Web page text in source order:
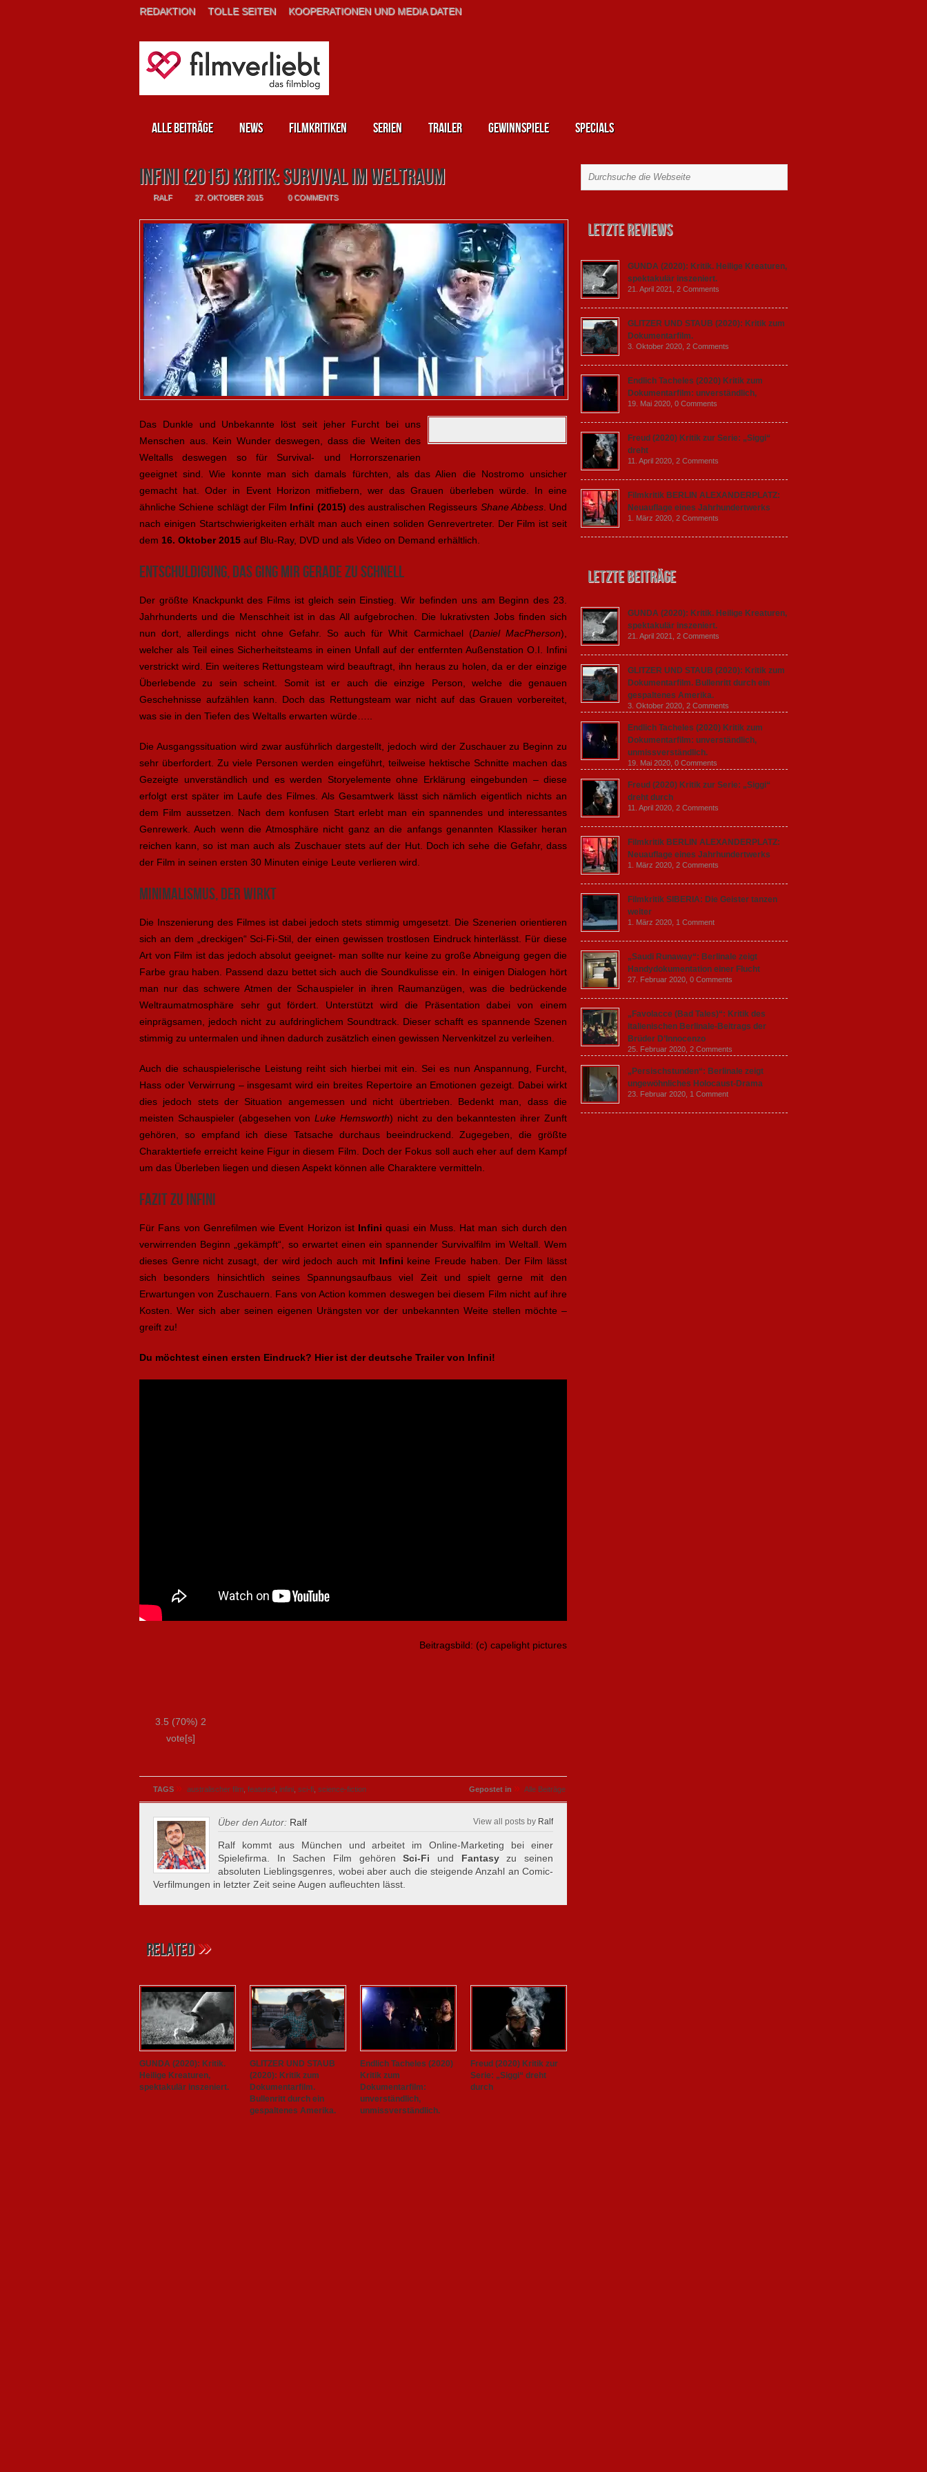
REDAKTION TOLLE SEITEN KOOPERATIONEN UND MEDIA DATEN
Alle Beiträge News Filmkritiken Serien Trailer Gewinnspiele Specials
Infini (2015) Kritik: Survival im Weltraum
RALF 27. OKTOBER 2015 0 COMMENTS
Das Dunkle und Unbekannte löst seit jeher Furcht bei uns
Menschen aus. Kein Wunder deswegen, dass die Weiten des
Weltalls deswegen so für Survival- und Horrorszenarien
geeignet sind. Wie konnte man sich damals fürchten, als das Alien die Nostromo unsicher
gemacht hat. Oder in Event Horizon mitfiebern, wer das Grauen überleben würde. In eine
ähnliche Schiene schlägt der Film Infini (2015) des australischen Regisseurs Shane Abbess. Und
nach einigen Startschwierigkeiten erhält man auch einen soliden Genrevertreter. Der Film ist seit
dem 16. Oktober 2015 auf Blu-Ray, DVD und als Video on Demand erhältlich.
Entschuldigung, das ging mir gerade zu schnell
Der größte Knackpunkt des Films ist gleich sein Einstieg. Wir befinden uns am Beginn des 23.
Jahrhunderts und die Menschheit ist in das All aufgebrochen. Die lukrativsten Jobs finden sich
nun dort, allerdings nicht ohne Gefahr. So auch für Whit Carmichael (Daniel MacPherson),
welcher als Teil eines Sicherheitsteams in einen Unfall auf der entfernten Außenstation O.I. Infini
verstrickt wird. Ein weiteres Rettungsteam wird beauftragt, ihn heraus zu holen, da er der einzige
Überlebende zu sein scheint. Somit ist er auch die einzige Person, welche die genauen
Geschehnisse aufzählen kann. Doch das Rettungsteam war nicht auf das Grauen vorbereitet,
was sie in den Tiefen des Weltalls erwarten würde…..
Die Ausgangssituation wird zwar ausführlich dargestellt, jedoch wird der Zuschauer zu Beginn zu
sehr überfordert. Zu viele Personen werden eingeführt, teilweise hektische Schnitte machen das
Gezeigte unverständlich und es werden Storyelemente ohne Erklärung eingebunden – diese
erfolgt erst später im Laufe des Filmes. Als Gesamtwerk lässt sich nämlich eigentlich nichts an
dem Film aussetzen. Nach dem konfusen Start erlebt man ein spannendes und interessantes
Genrewerk. Auch wenn die Atmosphäre nicht ganz an die anfangs genannten Klassiker heran
reichen kann, so ist man auch als Zuschauer stets auf der Hut. Doch ich sehe die Gefahr, dass
der Film in seinen ersten 30 Minuten einige Leute verlieren wird.
Minimalismus, der wirkt
Die Inszenierung des Filmes ist dabei jedoch stets stimmig umgesetzt. Die Szenerien orientieren
sich an dem „dreckigen“ Sci-Fi-Stil, der einen gewissen trostlosen Eindruck hinterlässt. Für diese
Art von Film ist das jedoch absolut geeignet- man sollte nur keine zu große Abneigung gegen die
Farbe grau haben. Passend dazu bettet sich auch die Soundkulisse ein. In einigen Dialogen hört
man nur das schwere Atmen der Schauspieler in ihren Raumanzügen, was die bedrückende
Weltraumatmosphäre sehr gut fördert. Unterstützt wird die Präsentation dabei von einem
einprägsamen, jedoch nicht zu aufdringlichem Soundtrack. Dieser schafft es spannende Szenen
stimmig zu untermalen und ihnen dadurch zusätzlich einen gewissen Nervenkitzel zu verleihen.
Auch die schauspielerische Leistung reiht sich hierbei mit ein. Sei es nun Anspannung, Furcht,
Hass oder Verwirrung – insgesamt wird ein breites Repertoire an Emotionen gezeigt. Dabei wirkt
dies jedoch stets der Situation angemessen und nicht übertrieben. Bedenkt man, dass die
meisten Schauspieler (abgesehen vonLuke Hemsworth) nicht zu den bekanntesten ihrer Zunft
gehören, so empfand ich diese Tatsache durchaus beeindruckend. Zugegeben, die größte
Charaktertiefe erreicht keine Figur in diesem Film. Doch der Fokus soll auch eher auf dem Kampf
um das Überleben liegen und diesen Aspekt können alle Charaktere vermitteln.
Fazit zu Infini
Für Fans von Genrefilmen wie Event Horizon ist Infini quasi ein Muss. Hat man sich durch den
verwirrenden Beginn „gekämpft“, so erwartet einen ein spannender Survivalfilm im Weltall. Wem
dieses Genre nicht zusagt, der wird jedoch auch mit Infini keine Freude haben. Der Film lässt
sich besonders hinsichtlich seines Spannungsaufbaus viel Zeit und spielt gerne mit den
Erwartungen von Zuschauern. Fans von Action kommen deswegen bei diesem Film nicht auf ihre
Kosten. Wer sich aber seinen eigenen Urängsten vor der unbekannten Weite stellen möchte –
greift zu!
Du möchtest einen ersten Eindruck? Hier ist der deutsche Trailer von Infini!
Beitragsbild: (c) capelight pictures
3.5 (70%) 2
vote[s]
TAGS » australischer film featured infini sci-fi science-fiction Gepostet in » Alle Beiträge
Über den Autor: Ralf View all posts by Ralf
Ralf kommt aus München und arbeitet im Online-Marketing bei einer
Spielefirma. In Sachen Film gehörenSci-Fi und Fantasyzu seinen
absoluten Lieblingsgenres, wobei aber auch die steigende Anzahl an Comic-
Verfilmungen in letzter Zeit seine Augen aufleuchten lässt.
Related»
GUNDA (2020): Kritik.
Heilige Kreaturen,
spektakulär inszeniert.
GLITZER UND STAUB
(2020): Kritik zum
Dokumentarfilm.
Bullenritt durch ein
gespaltenes Amerika.
Endlich Tacheles (2020)
Kritik zum
Dokumentarfilm:
unverständlich,
unmissverständlich.
Freud (2020) Kritik zur
Serie: „Siggi“ dreht
durch
Letzte Reviews
GUNDA (2020): Kritik. Heilige Kreaturen,
spektakulär inszeniert.
21. April 2021, 2 Comments
GLITZER UND STAUB (2020): Kritik zum
Dokumentarfilm.
3. Oktober 2020, 2 Comments
Endlich Tacheles (2020) Kritik zum
Dokumentarfilm: unverständlich,
19. Mai 2020, 0 Comments
Freud (2020) Kritik zur Serie: „Siggi“
dreht
11. April 2020, 2 Comments
Filmkritik BERLIN ALEXANDERPLATZ:
Neuauflage eines Jahrhundertwerks
1. März 2020, 2 Comments
Letzte Beiträge
GUNDA (2020): Kritik. Heilige Kreaturen,
spektakulär inszeniert.
21. April 2021, 2 Comments
GLITZER UND STAUB (2020): Kritik zum
Dokumentarfilm. Bullenritt durch ein
gespaltenes Amerika.
3. Oktober 2020, 2 Comments
Endlich Tacheles (2020) Kritik zum
Dokumentarfilm: unverständlich,
unmissverständlich.
19. Mai 2020, 0 Comments
Freud (2020) Kritik zur Serie: „Siggi“
dreht durch
11. April 2020, 2 Comments
Filmkritik BERLIN ALEXANDERPLATZ:
Neuauflage eines Jahrhundertwerks
1. März 2020, 2 Comments
Filmkritik SIBERIA: Die Geister tanzen
weiter
1. März 2020, 1 Comment
„Saudi Runaway“: Berlinale zeigt
Handydokumentation einer Flucht
27. Februar 2020, 0 Comments
„Favolacce (Bad Tales)“: Kritik des
italienischen Berlinale-Beitrags der
Brüder D’Innocenzo
25. Februar 2020, 2 Comments
„Persischstunden“: Berlinale zeigt
ungewöhnliches Holocaust-Drama
23. Februar 2020, 1 Comment